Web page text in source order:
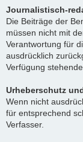
Journalistisch-
Die Beiträge der
müssen nicht mit
Verantwortung für
ausdrücklich
Verfügung
Urheberschutz
Wenn nicht
für entsprechend
Verfasser.